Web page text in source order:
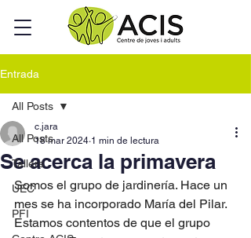
Entrada
All Posts
Tallers
UEC
PFI
All Posts
Se acerca la primavera
c.jara
18 mar 2024 1 min de lectura
Somos el grupo de jardinería. Hace un
mes se ha incorporado María del Pilar.
Estamos contentos de que el grupo